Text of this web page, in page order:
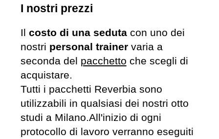
I nostri prezzi
Il costo di una sedutacon uno dei
nostri personal trainervaria a
seconda del pacchetto che scegli di
acquistare.
Tutti i pacchetti Reverbia sono
utilizzabili in qualsiasi dei nostri otto
studi a Milano.All'inizio di ogni
protocollo di lavoro verranno eseguiti